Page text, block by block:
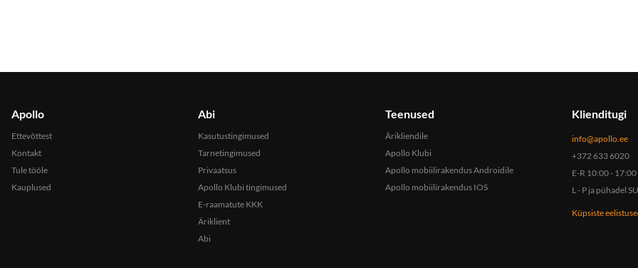
Apollo
Ettevõttest
Kontakt
Tule tööle
Kauplused
Abi
Kasutustingimused
Tarnetingimused
Privaatsus
Apollo Klubi tingimused
E-raamatute KKK
Äriklient
Abi
Teenused
Ärikliendile
Apollo Klubi
Apollo mobiilirakendus Androidile
Apollo mobiilirakendus IOS
Klienditugi
info@apollo.ee
+372 633 6020
E-R 10:00 - 17:00
L - P ja pühadel
Küpsiste